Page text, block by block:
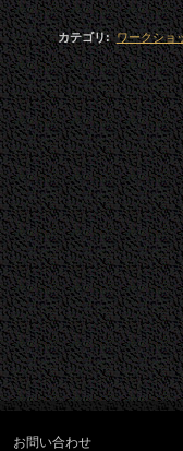
カテゴリ: ワークショ
お問い合わせ